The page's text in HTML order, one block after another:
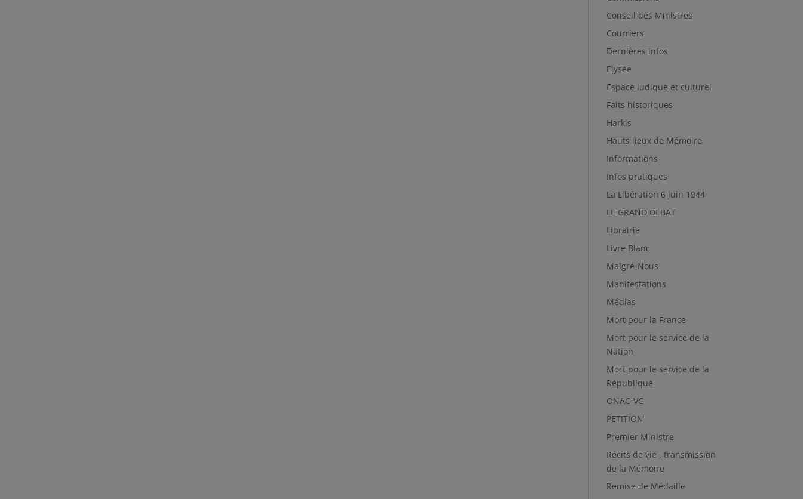
Conseil des Ministres
Courriers
Dernières infos
Elysée
Espace ludique et culturel
Faits historiques
Harkis
Hauts lieux de Mémoire
Informations
Infos pratiques
La Libération 6 juin 1944
LE GRAND DEBAT
Librairie
Livre Blanc
Malgré-Nous
Manifestations
Médias
Mort pour la France
Mort pour le service de la
Nation
Mort pour le service de la
République
ONAC-VG
PETITION
Premier Ministre
Récits de vie , transmission
de la Mémoire
Remise de Médaille